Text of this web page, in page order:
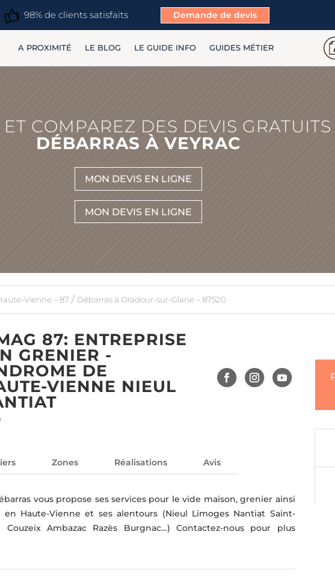
98% de clients satisfaits Demande de devis
A PROXIMITÉ LE BLOG LE GUIDE INFO GUIDES MÉTIER
ET COMPAREZ DES DEVIS
DÉBARRAS À VEYRAC
MON DEVIS EN LIGNE
MON DEVIS EN LIGNE
Vienne – 87 / Débarras à Oradour-sur-Glane – 87520
87: ENTREPRISE
GRENIER -
DE
VIENNE NIEUL
Zones Réalisations Avis
vous propose ses services pour le vide maison, grenier ainsi
Haute-Vienne et ses alentours (Nieul Limoges Nantiat Saint-
Ambazac Razès Burgnac…) Contactez-nous pour plus